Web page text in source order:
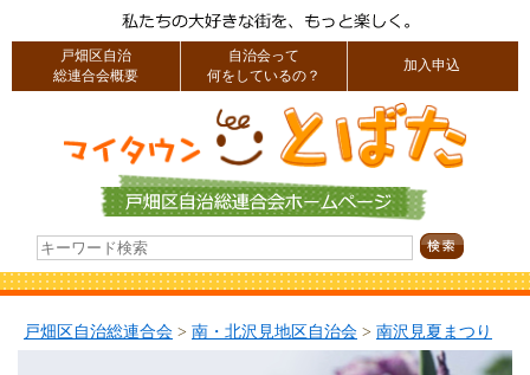
戸畑区自治
総連合会概要
自治会って
何をしているの？
加入申込
戸畑区自治総連合会 > 南・北沢見地区自治会 > 南沢見夏まつり